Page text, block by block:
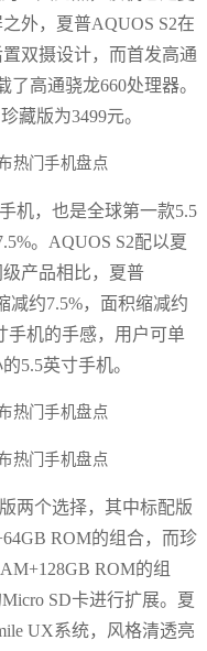
外，夏普AQUOS S2在
双摄设计，而首发高通
高通骁龙660处理器。
藏版为3499元。
机，也是全球第一款5.5
。AQUOS S2配以夏
产品相比，夏普
减约7.5%，面积缩减约
手机的手感，用户可单
5.5英寸手机。
两个选择，其中标配版
ROM的组合，而珍
ROM的组
SD卡进行扩展。夏
UX系统，风格清透亮